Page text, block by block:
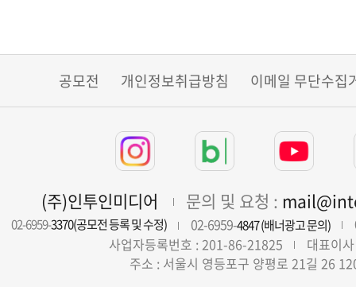
공모전 개인정보취급방침 이메일 무단수집
(주)인투인미디어 문의 및 요청 :
02-6959-3370(공모전 등록 및 수정) 02-6959-4847 (배너광고 문의)
사업자등록번호 : 201-86-21825
대표이
주소 : 서울시 영등포구 양평로 21길 26